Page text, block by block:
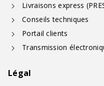
Livraisons express
Conseils techniques
Portail clients
Transmission
Légal